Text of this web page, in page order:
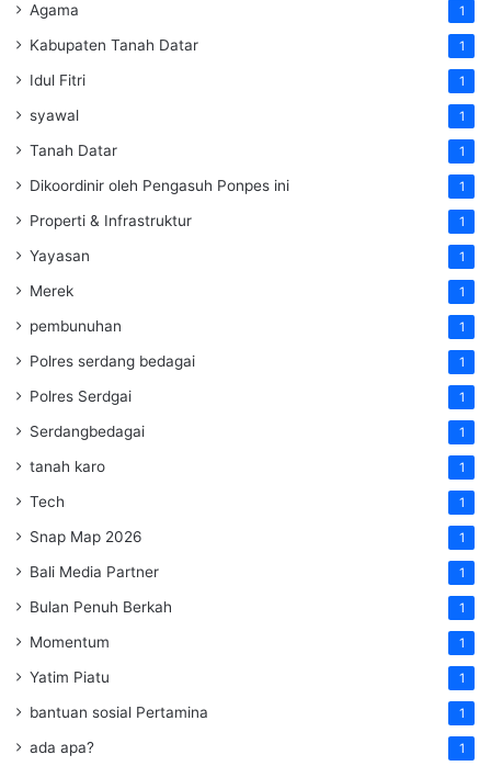
Agama 1
Kabupaten Tanah Datar 1
Idul Fitri 1
syawal 1
Tanah Datar 1
Dikoordinir oleh Pengasuh Ponpes ini 1
Properti & Infrastruktur 1
Yayasan 1
Merek 1
pembunuhan 1
Polres serdang bedagai 1
Polres Serdgai 1
Serdangbedagai 1
tanah karo 1
Tech 1
Snap Map 2026 1
Bali Media Partner 1
Bulan Penuh Berkah 1
Momentum 1
Yatim Piatu 1
bantuan sosial Pertamina 1
ada apa? 1